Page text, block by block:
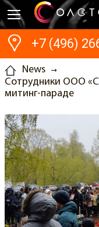
+7 (496)
News
Cотрудники ООО
митинг-параде